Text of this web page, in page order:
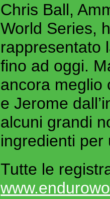
Chris Ball,
World Series,
rappresentato
fino ad oggi.
ancora meglio
e Jerome
alcuni grandi
ingredienti per
Tutte le